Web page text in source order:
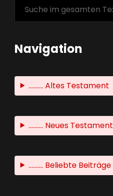
Navigation
.......... Altes Testament
.......... Neues Testament
.......... Beliebte Beiträge